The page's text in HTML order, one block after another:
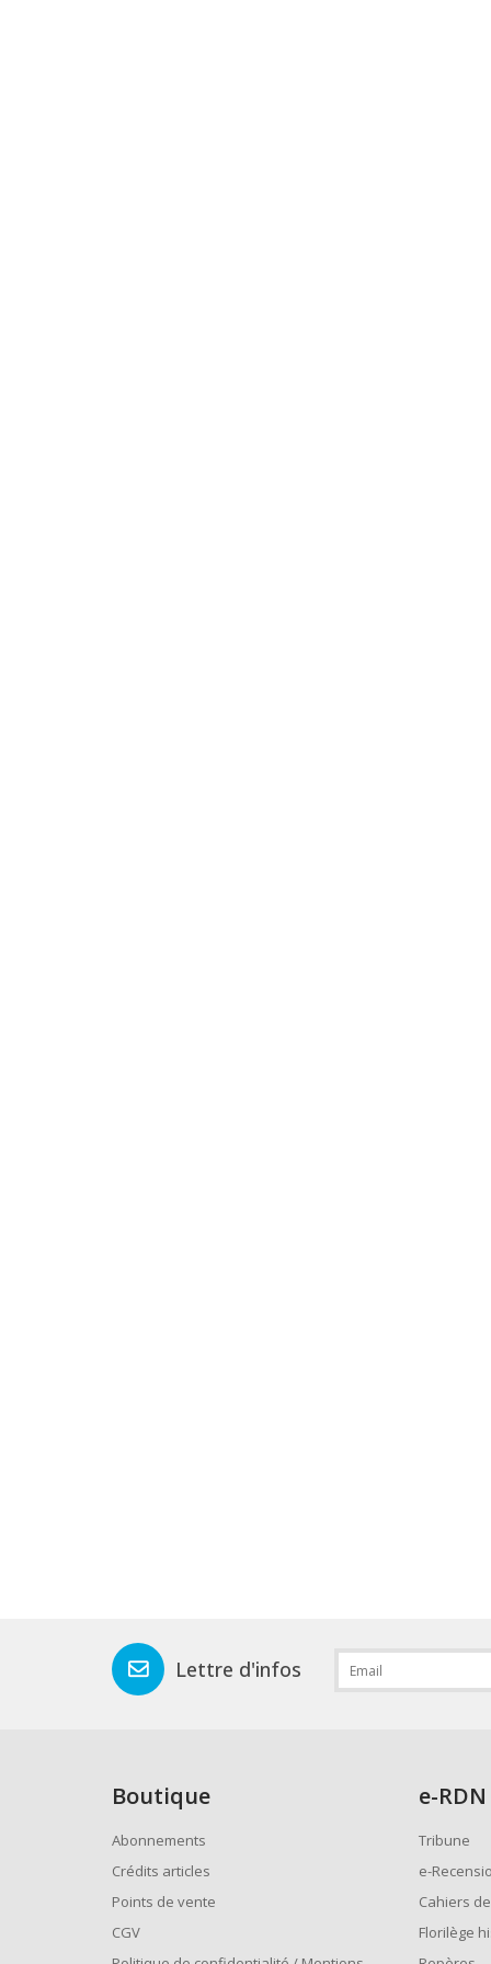
Lettre d'infos
Boutique
Abonnements
Crédits articles
Points de vente
CGV
e-RDN
Tribune
e-
Cahiers
Florilège